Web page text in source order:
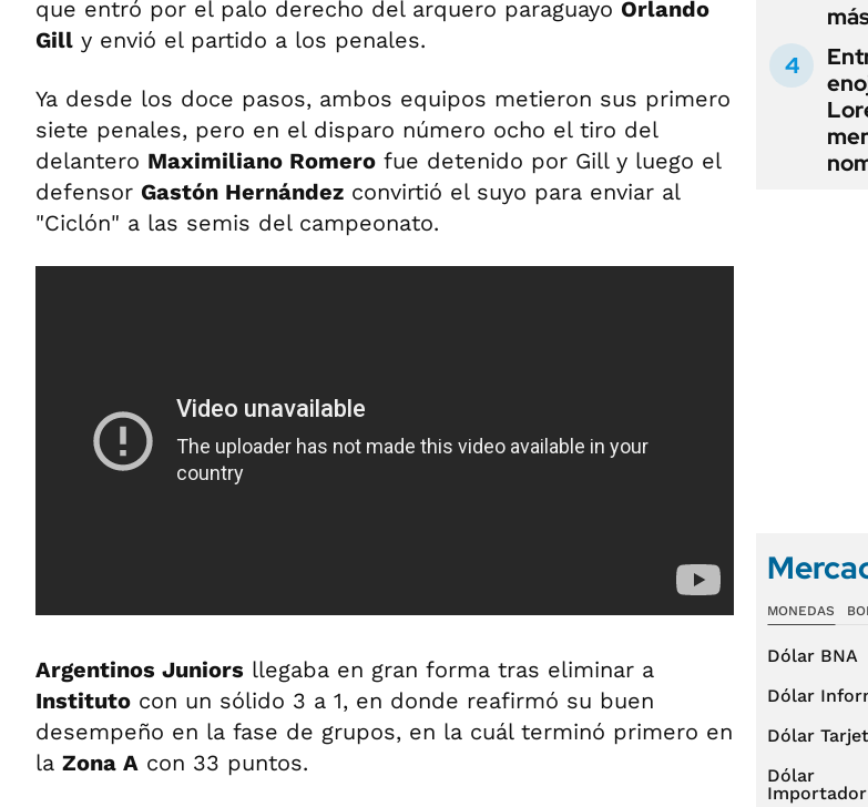
que entró por el palo derecho del arquero paraguayo Orlando
Gill y envió el partido a los penales.
Ya desde los doce pasos, ambos equipos metieron sus primero
siete penales, pero en el disparo número ocho el tiro del
delantero Maximiliano Romero fue detenido por Gill y luego el
defensor Gastón Hernández convirtió el suyo para enviar al
"Ciclón" a las semis del campeonato.
Argentinos Juniors llegaba en gran forma tras eliminar a
Instituto con un sólido 3 a 1, en donde reafirmó su buen
desempeño en la fase de grupos, en la cuál terminó primero en
la Zona A con 33 puntos.
MONEDAS
Dólar BNA
Dólar
Dólar
Dólar
Importador